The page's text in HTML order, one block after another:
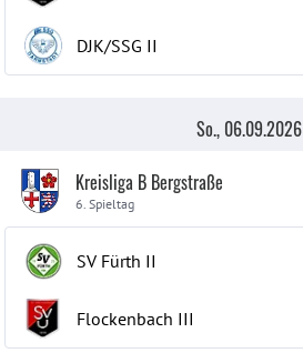
DJK/SSG II
So., 06.09.2026
Kreisliga B Bergstraße
6. Spieltag
SV Fürth II
Flockenbach III